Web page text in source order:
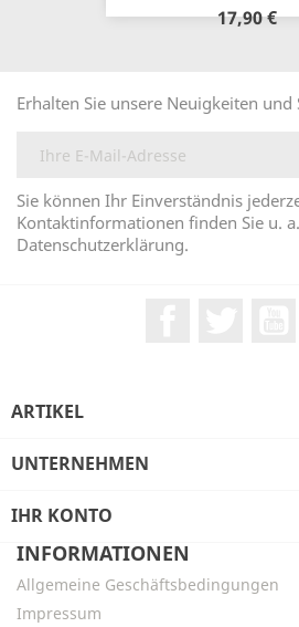
17,90 €
Erhalten Sie unsere Neuigkeiten
Sie können Ihr Einverständnis
Kontaktinformationen finden Sie u.
Datenschutzerklärung.
ARTIKEL
UNTERNEHMEN
IHR KONTO
INFORMATIONEN
Allgemeine Geschäftsbedingungen
Impressum